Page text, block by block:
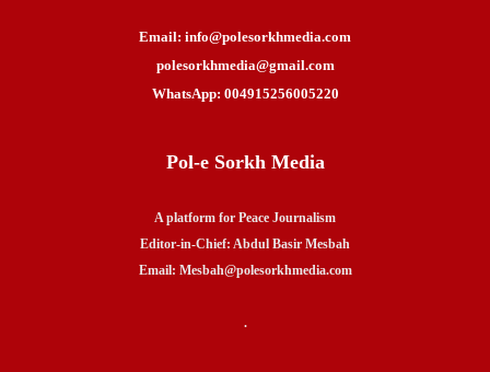
Email: info@polesorkhmedia.com
polesorkhmedia@gmail.com
WhatsApp: 004915256005220
Pol-e Sorkh Media
A platform for Peace Journalism
Editor-in-Chief: Abdul Basir Mesbah
Email: Mesbah@polesorkhmedia.com
.